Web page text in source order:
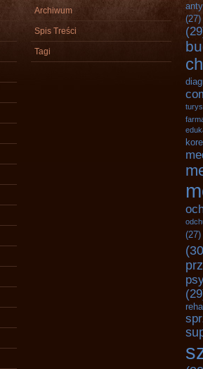
Archiwum
Spis Treści
Tagi
(27)
(27)